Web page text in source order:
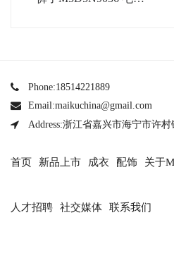
Phone:18514221889
Email:maikuchina@gmail.com
Address:浙江省嘉兴市海宁市许
首页 新品上市 成衣 配饰 关于
人才招聘 社交媒体 联系我们